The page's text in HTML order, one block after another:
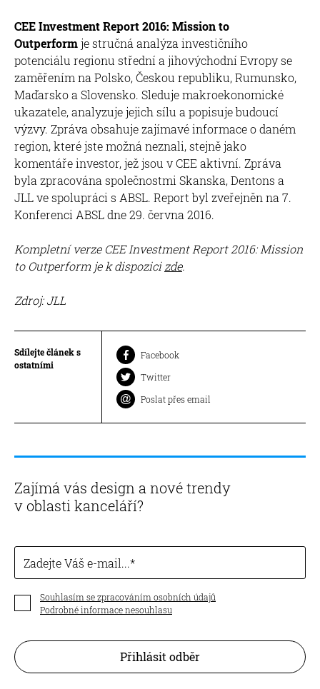
CEE Investment Report 2016: Mission to
Outperformje stručná analýza investičního
potenciálu regionu střední a jihovýchodní Evropy se
zaměřením na Polsko, Českou republiku, Rumunsko,
Maďarsko a Slovensko. Sleduje makroekonomické
ukazatele, analyzuje jejich sílu a popisuje budoucí
výzvy. Zpráva obsahuje zajímavé informace o daném
region, které jste možná neznali, stejně jako
komentáře investor, jež jsou v CEE aktivní. Zpráva
byla zpracována společnostmi Skanska, Dentons a
JLL ve spolupráci s ABSL. Report byl zveřejněn na 7.
Konferenci ABSL dne 29. června 2016.
Kompletní verze CEE Investment Report 2016: Mission
to Outperform je k dispozicizde.
Zdroj: JLL
Sdílejte článek s
ostatními
Facebook
Twitter
Poslat přes email
Zajímá vás design a nové trendy
v oblasti kanceláří?
Zadejte Váš e-mail...
Souhlasím se zpracováním osobních údajů
Podrobné informace nesouhlasu
Přihlásit odběr